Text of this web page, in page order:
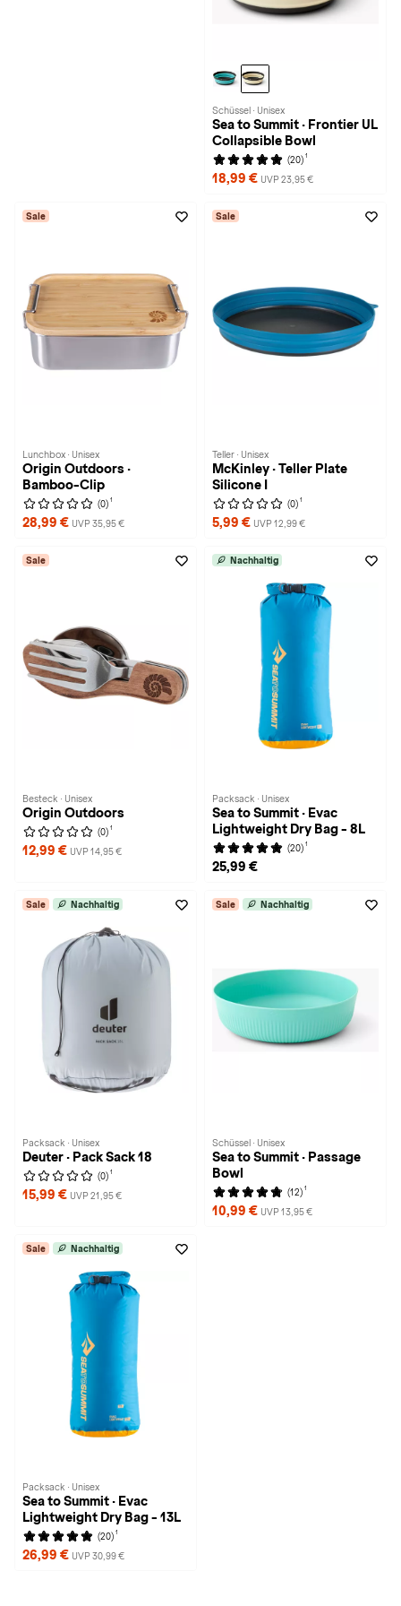
Schüssel · Unisex
Sea to Summit · Frontier UL
Collapsible Bowl
(20) 1
18,99 € UVP 23,95 €
Sale
Lunchbox · Unisex
Origin Outdoors ·
Bamboo-Clip
(0) 1
28,99 € UVP 35,95 €
Sale
Teller · Unisex
McKinley · Teller Plate
Silicone I
(0) 1
5,99 € UVP 12,99 €
Sale
Besteck · Unisex
Origin Outdoors
(0) 1
12,99 € UVP 14,95 €
Nachhaltig
Packsack · Unisex
Sea to Summit · Evac
Lightweight Dry Bag - 8L
(20) 1
25,99 €
Sale Nachhaltig
Packsack · Unisex
Deuter · Pack Sack 18
(0) 1
15,99 € UVP 21,95 €
Sale Nachhaltig
Schüssel · Unisex
Sea to Summit · Passage
Bowl
(12) 1
10,99 € UVP 13,95 €
Sale Nachhaltig
Packsack · Unisex
Sea to Summit · Evac
Lightweight Dry Bag - 13L
(20) 1
26,99 € UVP 30,99 €